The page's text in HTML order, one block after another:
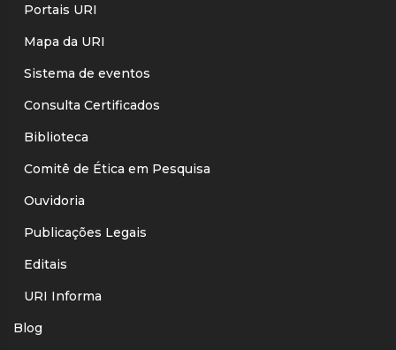
Portais URI
Mapa da URI
Sistema de eventos
Consulta Certificados
Biblioteca
Comitê de Ética em Pesquisa
Ouvidoria
Publicações Legais
Editais
URI Informa
Blog